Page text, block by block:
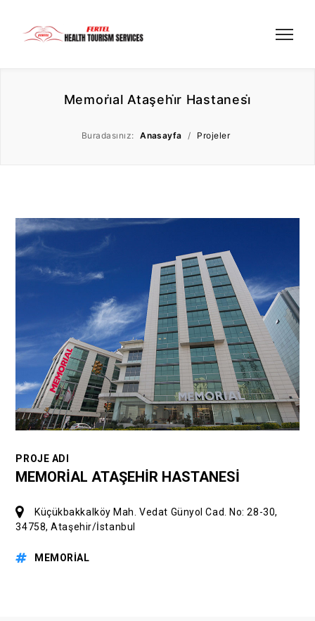
Memori̇al Ataşehi̇r Hastanesi̇
Buradasınız: Anasayfa / Projeler
PROJE ADI
MEMORİAL ATAŞEHİR HASTANESİ
Küçükbakkalköy Mah. Vedat Günyol Cad. No: 28-30,
34758, Ataşehir/İstanbul
MEMORİAL